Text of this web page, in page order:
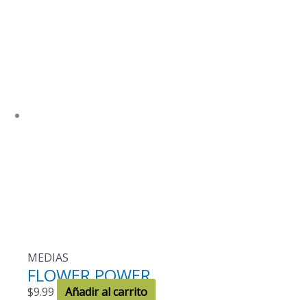
MEDIAS
FLOWER POWER
$9.99 Añadir al carrito